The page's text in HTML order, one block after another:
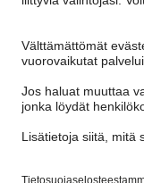
Finland
Cookies